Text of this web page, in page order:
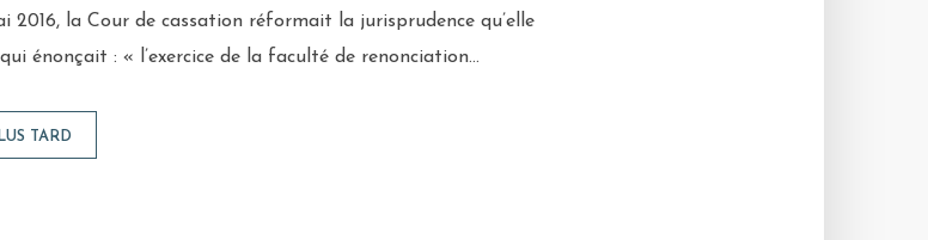
la Cour de cassation réformait la jurisprudence qu’elle
énonçait : « l’exercice de la faculté de renonciation...
TARD